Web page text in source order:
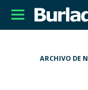
Desplegar
navegación
ARCHIVO DE